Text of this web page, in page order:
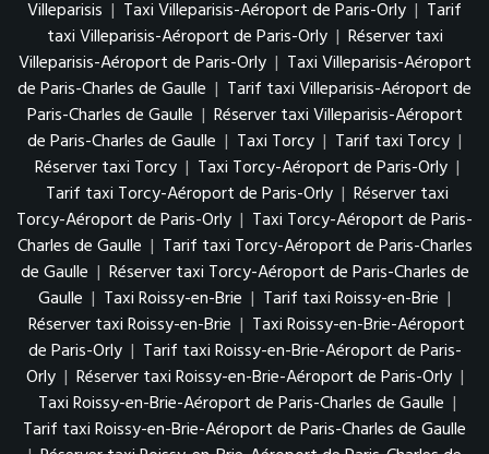
Villeparisis | Taxi Villeparisis-Aéroport de Paris-Orly | Tarif
taxi Villeparisis-Aéroport de Paris-Orly | Réserver taxi
Villeparisis-Aéroport de Paris-Orly | Taxi Villeparisis-Aéroport
de Paris-Charles de Gaulle | Tarif taxi Villeparisis-Aéroport de
Paris-Charles de Gaulle | Réserver taxi Villeparisis-Aéroport
de Paris-Charles de Gaulle | Taxi Torcy | Tarif taxi Torcy |
Réserver taxi Torcy | Taxi Torcy-Aéroport de Paris-Orly |
Tarif taxi Torcy-Aéroport de Paris-Orly | Réserver taxi
Torcy-Aéroport de Paris-Orly | Taxi Torcy-Aéroport de Paris-
Charles de Gaulle | Tarif taxi Torcy-Aéroport de Paris-Charles
de Gaulle | Réserver taxi Torcy-Aéroport de Paris-Charles de
Gaulle | Taxi Roissy-en-Brie | Tarif taxi Roissy-en-Brie |
Réserver taxi Roissy-en-Brie | Taxi Roissy-en-Brie-Aéroport
de Paris-Orly | Tarif taxi Roissy-en-Brie-Aéroport de Paris-
Orly | Réserver taxi Roissy-en-Brie-Aéroport de Paris-Orly |
Taxi Roissy-en-Brie-Aéroport de Paris-Charles de Gaulle |
Tarif taxi Roissy-en-Brie-Aéroport de Paris-Charles de Gaulle